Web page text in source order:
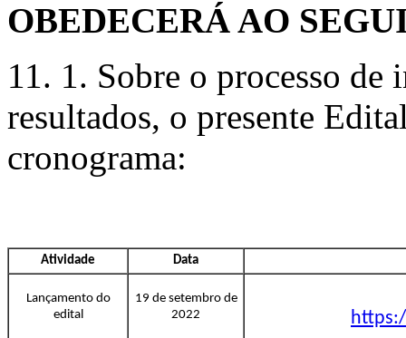
OBEDECERÁ AO
11. 1. Sobre o processo de
resultados, o presente
cronograma:
Atividade Data
Lançamento do
edital
19 de setembro de
2022